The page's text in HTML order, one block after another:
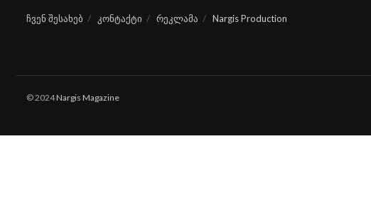
ჩვენ შესახებ კონტაქტი რეკლამა Nargis Production
© 2024Nargis Magazine